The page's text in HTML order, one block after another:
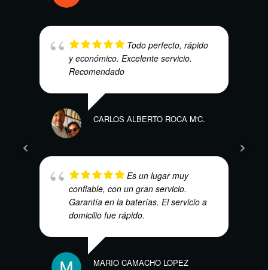
Todo perfecto, rápido
y económico. Excelente servicio.
Recomendado
CARLOS ALBERTO ROCA M'C.
Es un lugar muy
confiable, con un gran servicio.
Garantía en la baterías. El servicio a
domicilio fue rápido.
MARIO CAMACHO LOPEZ